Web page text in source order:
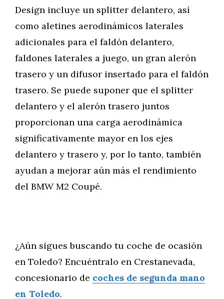
Design incluye un splitter delantero, así
como aletines aerodinámicos laterales
adicionales para el faldón delantero,
faldones laterales a juego, un gran alerón
trasero y un difusor insertado para el faldón
trasero. Se puede suponer que el splitter
delantero y el alerón trasero juntos
proporcionan una carga aerodinámica
significativamente mayor en los ejes
delantero y trasero y, por lo tanto, también
ayudan a mejorar aún más el rendimiento
del BMW M2 Coupé.
¿Aún sigues buscando tu coche de ocasión
en Toledo? Encuéntralo en Crestanevada,
concesionario de coches de segunda mano
en Toledo.